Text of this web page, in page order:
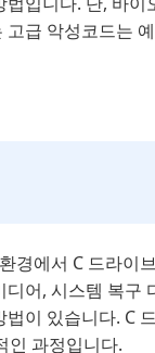
고급 악성코드는
경에서 C 드라이
디어, 시스템 복구
법이 있습니다. C
인 과정입니다.